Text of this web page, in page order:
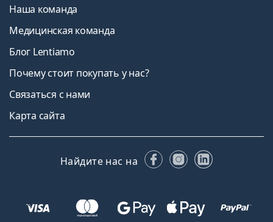
Наша команда
Медицинская команда
Блог Lentiamo
Почему стоит покупать у нас?
Связаться с нами
Карта сайта
Найдите нас на FacebookInstagram
LinkedIn